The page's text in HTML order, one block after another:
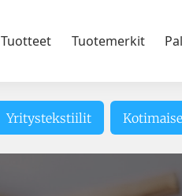
Tuotteet Tuotemerkit
Yritystekstiilit